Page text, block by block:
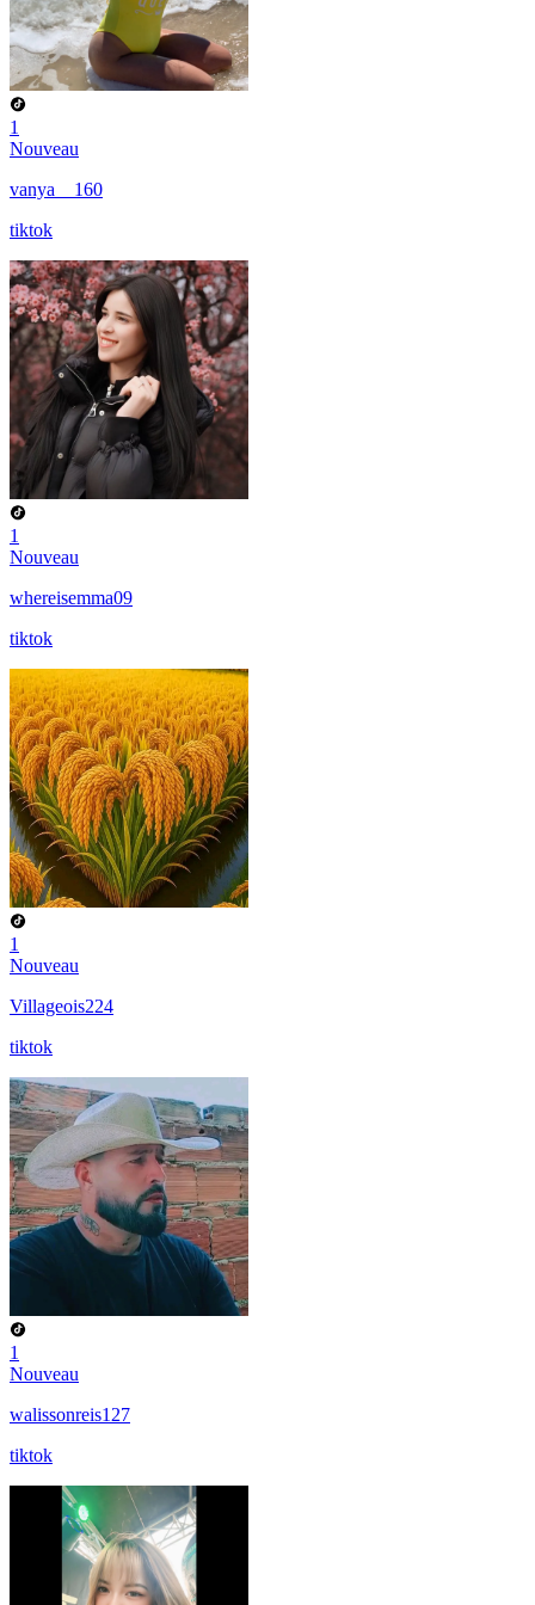
1
Nouveau
vanya__160
tiktok
1
Nouveau
whereisemma09
tiktok
1
Nouveau
Villageois224
tiktok
1
Nouveau
walissonreis127
tiktok